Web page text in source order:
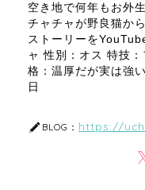
空き地で何年もお外
チャチャが野良猫か
ストーリーを
ャ 性別：オス 特技
格：温厚だが実は強
日
BLOG： https://